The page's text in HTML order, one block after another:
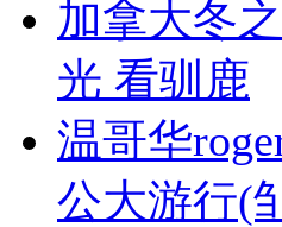
加拿大冬
光 看驯鹿
温哥华
公大游行(